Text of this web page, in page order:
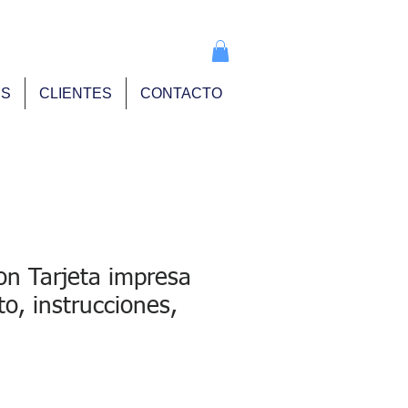
CLIENTES CONTACTO
Tarjeta impresa
instrucciones,